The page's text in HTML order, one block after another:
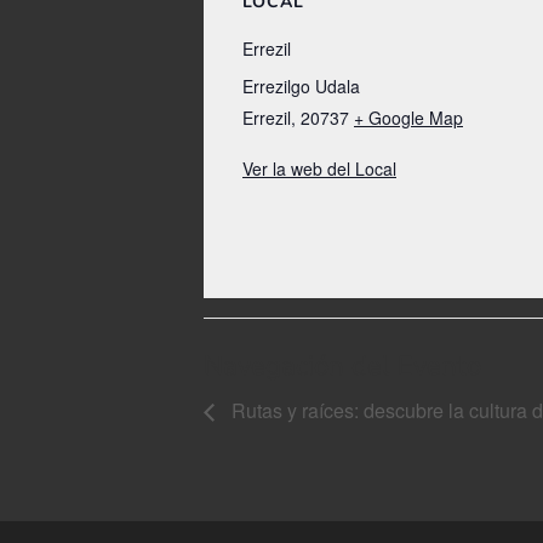
Errezil
Errezilgo Udala
Errezil, 20737 + Google Map
Ver la web del Local
Rutas y raíces: descubre la cultura